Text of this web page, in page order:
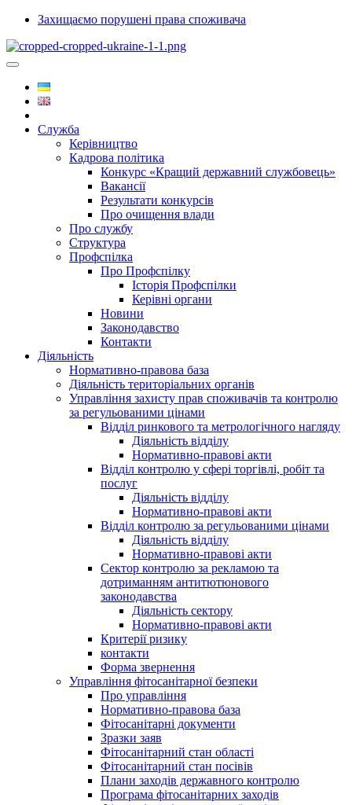
Захищаємо порушені права споживача
Служба
Керівництво
Кадрова політика
Конкурс «Кращий державний службовець»
Вакансії
Результати конкурсів
Про очищення влади
Про службу
Структура
Профспілка
Про Профспілку
Історія Профспілки
Керівні органи
Новини
Законодавство
Контакти
Діяльність
Нормативно-правова база
Діяльність територіальних органів
Управління захисту прав споживачів та контролю
за регульованими цінами
Відділ ринкового та метрологічного нагляду
Діяльність відділу
Нормативно-правові акти
Відділ контролю у сфері торгівлі, робіт та
послуг
Діяльність відділу
Нормативно-правові акти
Відділ контролю за регульованими цінами
Діяльність відділу
Нормативно-правові акти
Сектор контролю за рекламою та
дотриманням антитютюнового
законодавства
Діяльність сектору
Нормативно-правові акти
Критерії ризику
контакти
Форма звернення
Управління фітосанітарної безпеки
Про управління
Нормативно-правова база
Фітосанітарні документи
Зразки заяв
Фітосанітарний стан області
Фітосанітарний стан посівів
Плани заходів державного контролю
Програма фітосанітарних заходів